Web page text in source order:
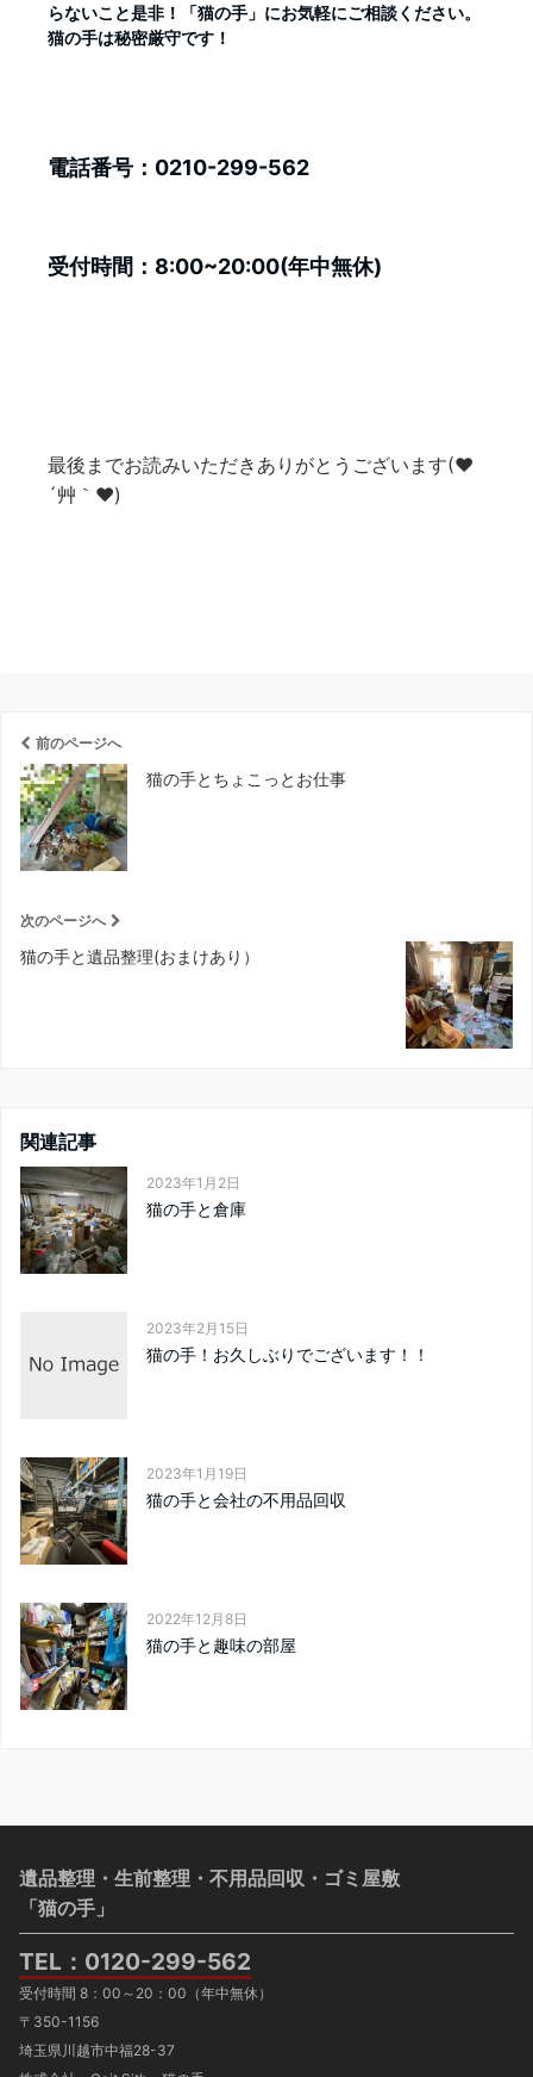
らないこと是非！「猫の手」にお気軽にご相談ください。
猫の手は秘密厳守です！
電話番号：0210-299-562
受付時間：8:00~20:00(年中無休)
最後までお読みいただきありがとうございます(❤
´艸｀❤)
前のページへ
猫の手とちょこっとお仕事
次のページへ
猫の手と遺品整理(おまけあり）
関連記事
2023年1月2日
猫の手と倉庫
2023年2月15日
猫の手！お久しぶりでございます！！
2023年1月19日
猫の手と会社の不用品回収
2022年12月8日
猫の手と趣味の部屋
遺品整理・生前整理・不用品回収・ゴミ屋敷
「猫の手」
TEL： 0120-299-562
受付時間 8：00～20：00（年中無休）
〒350-1156
埼玉県川越市中福28-37